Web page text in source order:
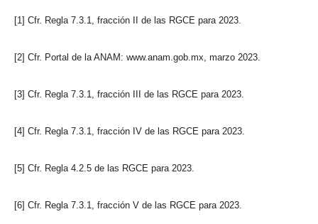
[1] Cfr. Regla 7.3.1, fracción II de las RGCE para 2023.
[2] Cfr. Portal de la ANAM: www.anam.gob.mx, marzo 2023.
[3] Cfr. Regla 7.3.1, fracción III de las RGCE para 2023.
[4] Cfr. Regla 7.3.1, fracción IV de las RGCE para 2023.
[5] Cfr. Regla 4.2.5 de las RGCE para 2023.
[6] Cfr. Regla 7.3.1, fracción V de las RGCE para 2023.